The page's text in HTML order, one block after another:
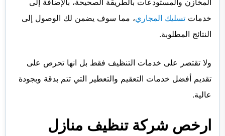
المخازن والمستودعات بالطريقة الصحيحة، بالإضافة إلى
خدمات تسليك المجاري، مما سوف يضمن لك الوصول إلى
النتائج المطلوبة.
ولا تقتصر على خدمات التنظيف فقط بل انها تحرص على
تقديم أفضل خدمات التعقيم والتعطير التي تتم بدقة وبجودة
عالية.
ارخص شركة تنظيف منازل